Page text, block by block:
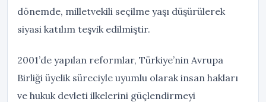
dönemde, milletvekili seçilme yaşı düşürülerek
siyasi katılım teşvik edilmiştir.
2001’de yapılan reformlar, Türkiye’nin Avrupa
Birliği üyelik süreciyle uyumlu olarak insan hakları
ve hukuk devleti ilkelerini güçlendirmeyi